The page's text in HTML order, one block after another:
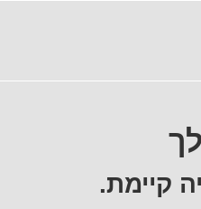
קיימת.